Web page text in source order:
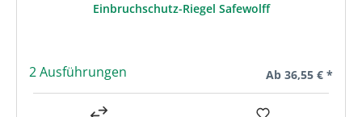
Einbruchschutz-Riegel Safewolff
2 Ausführungen Regulärer Preis:
Ab 36,55 € *